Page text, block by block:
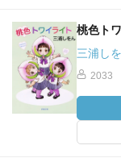
桃色ト
三浦し
2033